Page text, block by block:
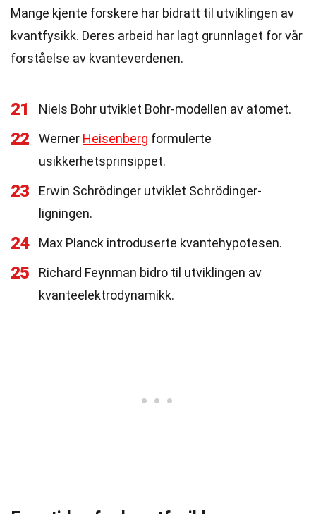
Mange kjente forskere har bidratt til utviklingen av
kvantfysikk. Deres arbeid har lagt grunnlaget for vår
forståelse av kvanteverdenen.
21 Niels Bohr utviklet Bohr-modellen av atomet.
22 Werner Heisenberg formulerte
usikkerhetsprinsippet.
23
Erwin Schrödinger utviklet Schrödinger-
ligningen.
24 Max Planck introduserte kvantehypotesen.
25
Richard Feynman bidro til utviklingen av
kvanteelektrodynamikk.